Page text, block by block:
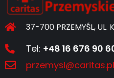
37-700 PRZEMYŚL, UL.
Tel: +48 16 676 90
przemysl@caritas.pl